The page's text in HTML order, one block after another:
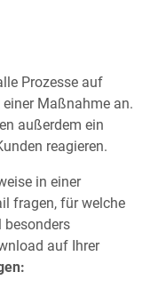
Prozesse auf
Maßnahme an.
außerdem ein
reagieren.
in einer
fragen, für welche
besonders
auf Ihrer